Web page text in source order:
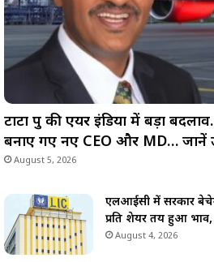
टाटा ग्रुप की एयर इंडिया में बड़ा
बनाए गए नए CEO और MD… जानें
August 5, 2026
एलआईसी में सरकार
प्रति शेयर तय हुआ भाव,
August 4, 2026